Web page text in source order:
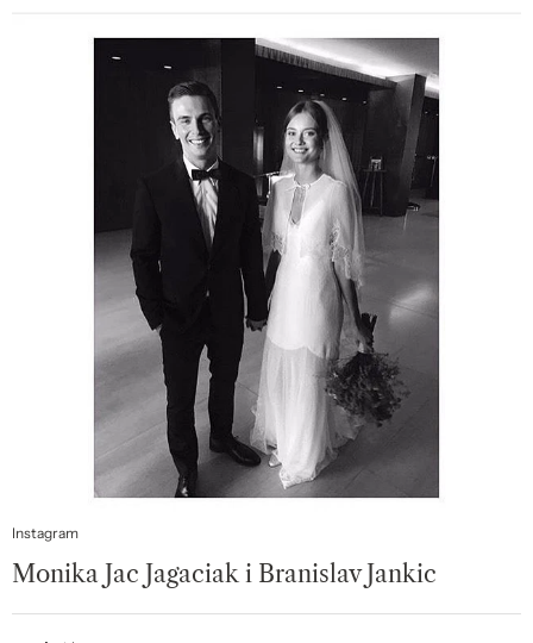
Instagram
Monika Jac Jagaciak i Branislav Jankic